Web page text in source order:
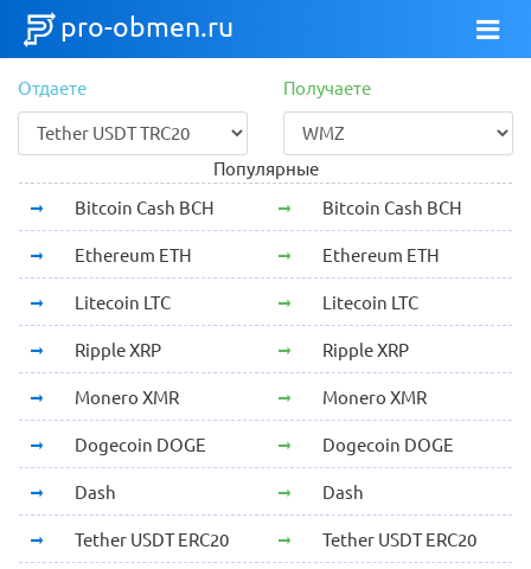
pro-obmen.ru
Отдаете Получаете
Популярные
Bitcoin Cash BCH
Bitcoin Cash BCH
Ethereum ETH Ethereum ETH
Litecoin LTC Litecoin LTC
Ripple XRP Ripple XRP
Monero XMR Monero XMR
Dogecoin DOGE Dogecoin DOGE
Dash Dash
Tether USDT ERC20 Tether USDT ERC20